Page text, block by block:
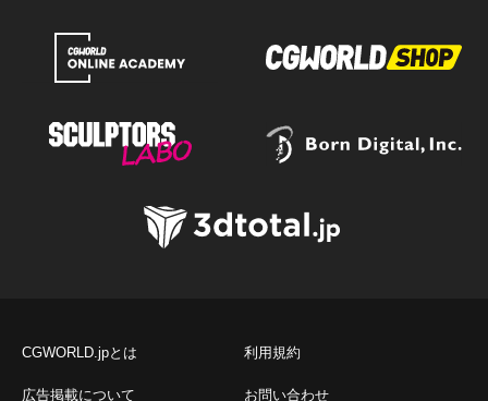
CGWORLD.jpとは 利用規約
広告掲載について お問い合わせ